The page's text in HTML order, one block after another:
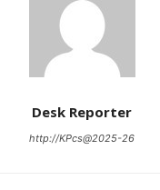
Desk Reporter
http://KPcs@2025-26